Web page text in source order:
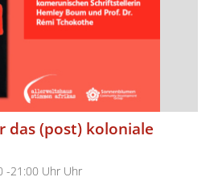
das (post) koloniale
-21:00 Uhr Uhr